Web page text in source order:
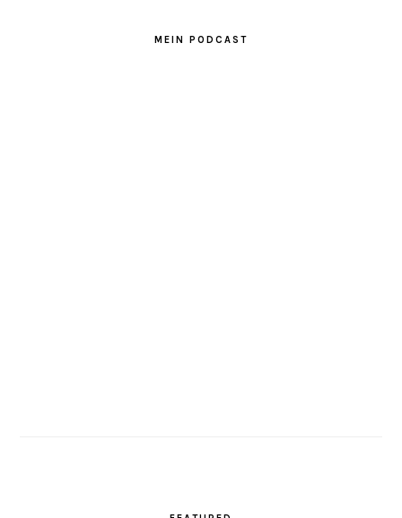
MEIN PODCAST